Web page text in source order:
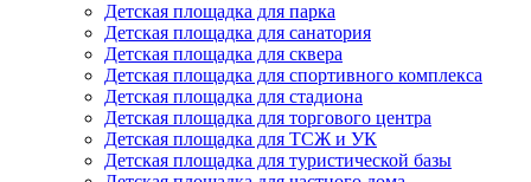
Детская площадка для парка
Детская площадка для санатория
Детская площадка для сквера
Детская площадка для спортивного комплекса
Детская площадка для стадиона
Детская площадка для торгового центра
Детская площадка для ТСЖ и УК
Детская площадка для туристической базы